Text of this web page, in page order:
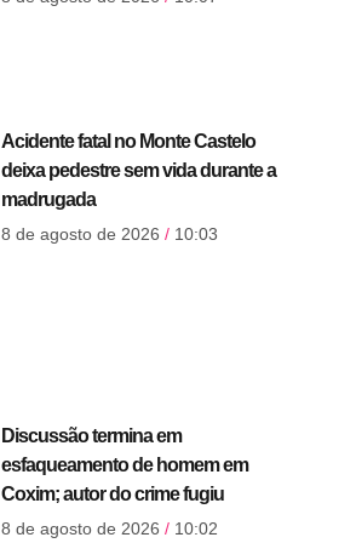
Acidente fatal no Monte Castelo
deixa pedestre sem vida durante a
madrugada
8 de agosto de 2026 10:03
Discussão termina em
esfaqueamento de homem em
Coxim; autor do crime fugiu
8 de agosto de 2026 10:02